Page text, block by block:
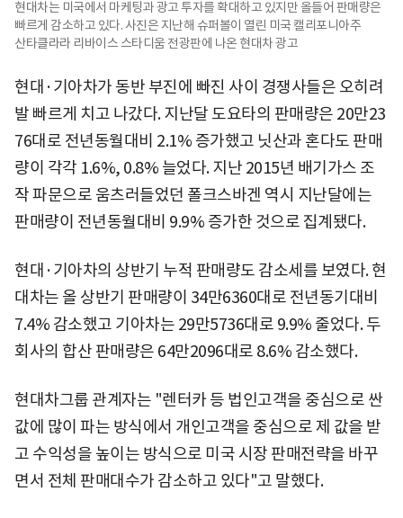
현대차는 미국에서 마케팅과 광고 투자를 확대하고 있지만 올들어 판매량은
빠르게 감소하고 있다. 사진은 지난해 슈퍼볼이 열린 미국 캘리포니아주
산타클라라 리바이스 스타디움 전광판에 나온 현대차 광고
현대·기아차가 동반 부진에 빠진 사이 경쟁사들은 오히려
발 빠르게 치고 나갔다. 지난달 도요타의 판매량은 20만23
76대로 전년동월대비 2.1% 증가했고 닛산과 혼다도 판매
량이 각각 1.6%, 0.8% 늘었다. 지난 2015년 배기가스 조
작 파문으로 움츠러들었던 폴크스바겐 역시 지난달에는
판매량이 전년동월대비 9.9% 증가한 것으로 집계됐다.
현대·기아차의 상반기 누적 판매량도 감소세를 보였다. 현
대차는 올 상반기 판매량이 34만6360대로 전년동기대비
7.4% 감소했고 기아차는 29만5736대로 9.9% 줄었다. 두
회사의 합산 판매량은 64만2096대로 8.6% 감소했다.
현대차그룹 관계자는 "렌터카 등 법인고객을 중심으로 싼
값에 많이 파는 방식에서 개인고객을 중심으로 제 값을 받
고 수익성을 높이는 방식으로 미국 시장 판매전략을 바꾸
면서 전체 판매대수가 감소하고 있다"고 말했다.